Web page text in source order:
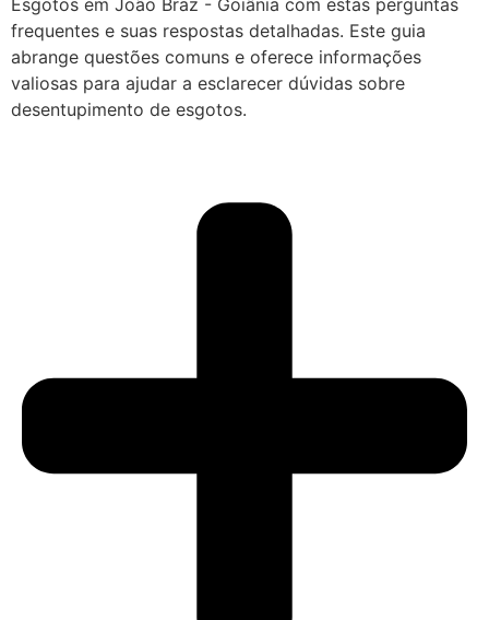
Esgotos em João Braz - Goiânia com estas perguntas
frequentes e suas respostas detalhadas. Este guia
abrange questões comuns e oferece informações
valiosas para ajudar a esclarecer dúvidas sobre
desentupimento de esgotos.